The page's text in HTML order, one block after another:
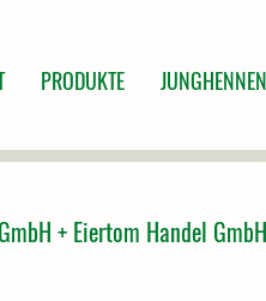
PRODUKTE JUNGHENNEN
+ Eiertom Handel GmbH